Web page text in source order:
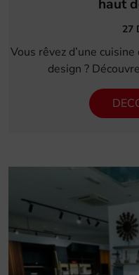
haut
27
Vous rêvez d’une
design ?